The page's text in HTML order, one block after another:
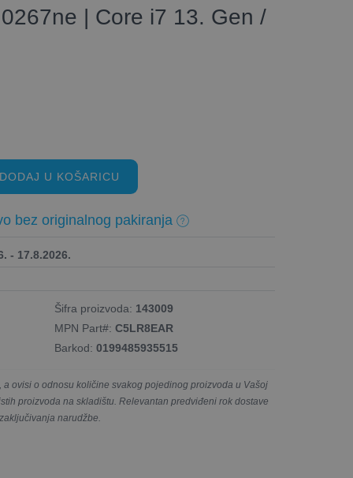
| Core i7 13. Gen /
U KOŠARICU
bez originalnog pakiranja
- 17.8.2026.
Šifra proizvoda: 143009
MPN Part#: C5LR8EAR
Barkod: 0199485935515
ovisi o odnosu količine svakog pojedinog proizvoda u Vašoj
proizvoda na skladištu. Relevantan predviđeni rok dostave
narudžbe.